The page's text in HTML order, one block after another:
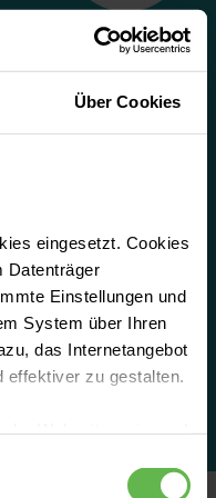
Über Cookies
eingesetzt. Cookies
Datenträger
Einstellungen und
System über Ihren
das Internetangebot
zu gestalten.
an
mit erfahrenen
Pflegekräfte